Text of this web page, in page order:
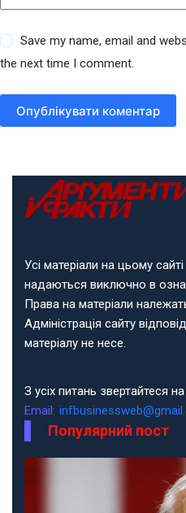
Save my name, email and
the next time I comment.
Опублікувати коментар
Усі матеріали на цьому
надаються виключно в
Права на матеріали
Адміністрація сайту
матеріалу не несе.
З усіх питань звертайтеся на
Email:
Популярний пост